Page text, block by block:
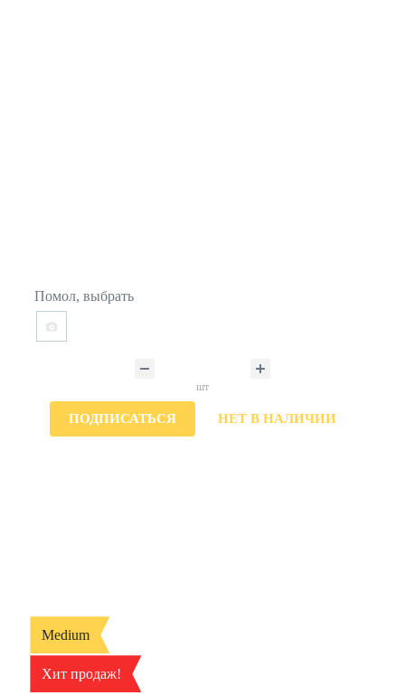
Помол, выбрать
шт
ПОДПИСАТЬСЯ НЕТ В НАЛИЧИИ
Medium
Хит продаж!